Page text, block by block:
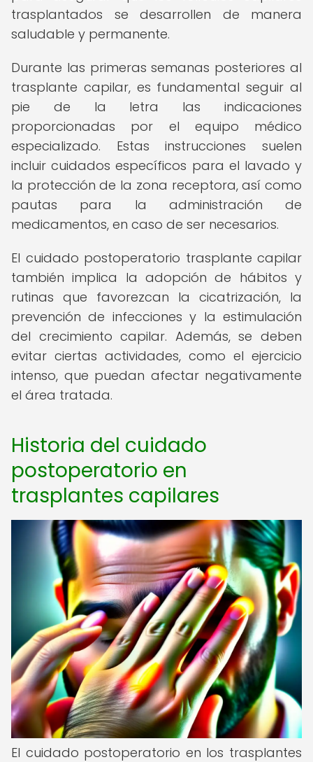
trasplantados se desarrollen de manera
saludable y permanente.
Durante las primeras semanas posteriores al
trasplante capilar, es fundamental seguir al
pie de la letra las indicaciones
proporcionadas por el equipo médico
especializado. Estas instrucciones suelen
incluir cuidados específicos para el lavado y
la protección de la zona receptora, así como
pautas para la administración de
medicamentos, en caso de ser necesarios.
El cuidado postoperatorio trasplante capilar
también implica la adopción de hábitos y
rutinas que favorezcan la cicatrización, la
prevención de infecciones y la estimulación
del crecimiento capilar. Además, se deben
evitar ciertas actividades, como el ejercicio
intenso, que puedan afectar negativamente
el área tratada.
Historia del cuidado
postoperatorio en
trasplantes capilares
El cuidado postoperatorio en los trasplantes